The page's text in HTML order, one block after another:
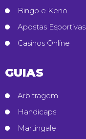
Bingo e Keno
Apostas Esportivas
Casinos Online
GUIAS
Arbitragem
Handicaps
Martingale